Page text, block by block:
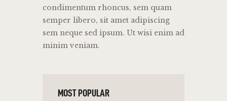
condimentum rhoncus, sem quam
semper libero, sit amet adipiscing
sem neque sed ipsum. Ut wisi enim ad
minim veniam.
MOST POPULAR